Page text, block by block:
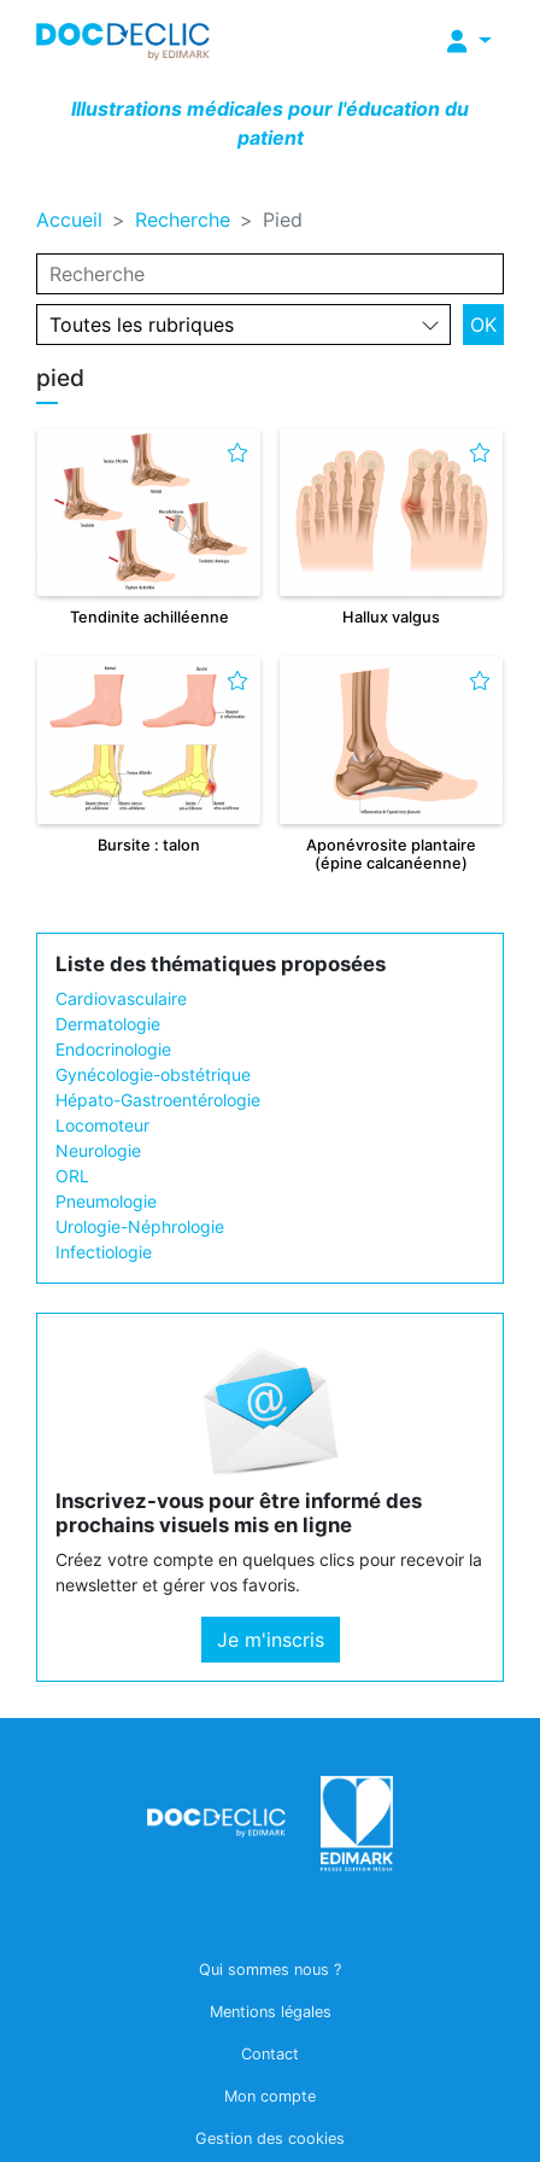
Illustrations médicales pour l'éducation du
patient
Accueil Recherche Pied
pied
Tendinite achilléenne Hallux valgus
Bursite : talon
Aponévrosite plantaire
(épine calcanéenne)
Liste des thématiques proposées
Cardiovasculaire
Dermatologie
Endocrinologie
Gynécologie-obstétrique
Hépato-Gastroentérologie
Locomoteur
Neurologie
ORL
Pneumologie
Urologie-Néphrologie
Infectiologie
Inscrivez-vous pour être informé des
prochains visuels mis en ligne
Créez votre compte en quelques clics pour recevoir la
newsletter et gérer vos favoris.
Je m'inscris
Qui sommes nous ?
Mentions légales
Contact
Mon compte
Gestion des cookies